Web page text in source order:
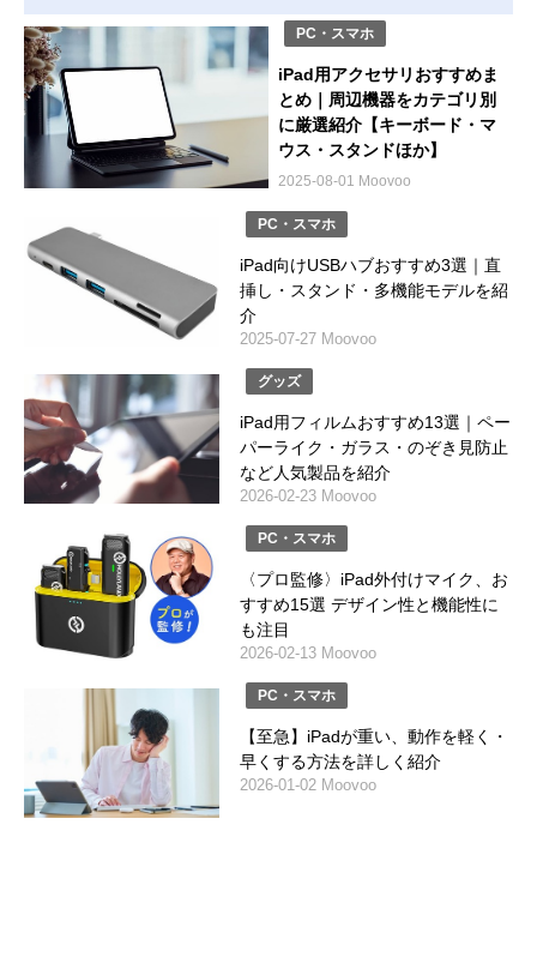
PC・スマホ
iPad用アクセサリおすすめま
とめ｜周辺機器をカテゴリ別
に厳選紹介【キーボード・マ
ウス・スタンドほか】
2025-08-01 Moovoo
PC・スマホ
iPad向けUSBハブおすすめ3選｜直
挿し・スタンド・多機能モデルを紹
介
2025-07-27 Moovoo
グッズ
iPad用フィルムおすすめ13選｜ペー
パーライク・ガラス・のぞき見防止
など人気製品を紹介
2026-02-23 Moovoo
PC・スマホ
〈プロ監修〉iPad外付けマイク、お
すすめ15選 デザイン性と機能性に
も注目
2026-02-13 Moovoo
PC・スマホ
【至急】iPadが重い、動作を軽く・
早くする方法を詳しく紹介
2026-01-02 Moovoo